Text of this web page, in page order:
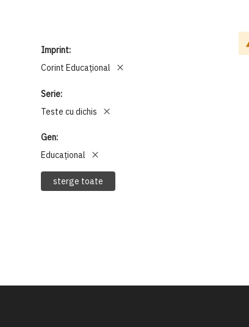
Imprint
Corint Educaţional
Serie
Teste cu dichis
Gen
Educațional
sterge toate